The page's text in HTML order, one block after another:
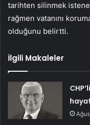
tarihten silinmek
rağmen vatanını
olduğunu belirtti.
İlgili Makaleler